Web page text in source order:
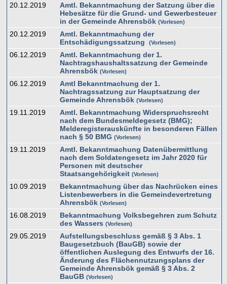
20.12.2019
Amtl. Bekanntmachung der Satzung über die
Hebesätze für die Grund- und Gewerbesteuer
in der Gemeinde Ahrensbök
Vorlesen
20.12.2019
Amtl. Bekanntmachung der
Entschädigungssatzung
Vorlesen
06.12.2019
Amtl. Bekanntmachung der 1.
Nachtragshaushaltssatzung der Gemeinde
Ahrensbök
Vorlesen
06.12.2019
Amtl Bekanntmachung der 1.
Nachtragssatzung zur Hauptsatzung der
Gemeinde Ahrensbök
Vorlesen
19.11.2019
Amtl. Bekanntmachung Widerspruchsrecht
nach dem Bundesmeldegesetz (BMG);
Melderegisterauskünfte in besonderen Fällen
nach § 50 BMG
Vorlesen
19.11.2019
Amtl. Bekanntmachung Datenübermittlung
nach dem Soldatengesetz im Jahr 2020 für
Personen mit deutscher
Staatsangehörigkeit
Vorlesen
10.09.2019
Bekanntmachung über das Nachrücken eines
Listenbewerbers in die Gemeindevertretung
Ahrensbök
Vorlesen
16.08.2019
Bekanntmachung Volksbegehren zum Schutz
des Wassers
Vorlesen
29.05.2019
Aufstellungsbeschluss gemäß § 3 Abs. 1
Baugesetzbuch (BauGB) sowie der
öffentlichen Auslegung des Entwurfs der 16.
Änderung des Flächennutzungsplans der
Gemeinde Ahrensbök gemäß § 3 Abs. 2
BauGB
Vorlesen